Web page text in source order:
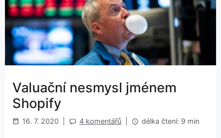
Valuační nesmysl jménem
Shopify
16. 7. 2020 4 komentářů délka čtení: 9 min